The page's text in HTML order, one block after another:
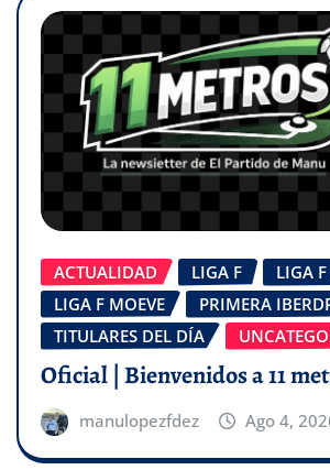
ACTUALIDAD LIGA F
LIGA
LIGA F MOEVE
PRIMERA
TITULARES DEL DÍA
Oficial | Bienvenidos a 11
manulopezfdez Ago 4,